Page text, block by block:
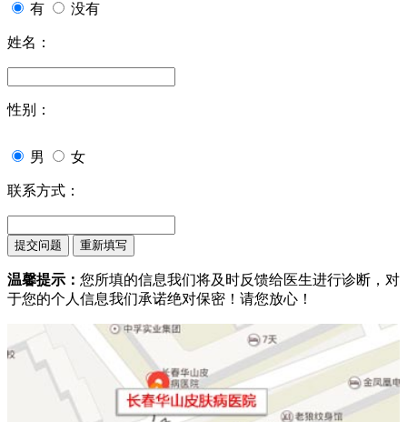
有 没有
姓名：
性别：
男 女
联系方式：
温馨提示： 您所填的信息我们将及时反馈给医生进行诊断，对
于您的个人信息我们承诺绝对保密！请您放心！